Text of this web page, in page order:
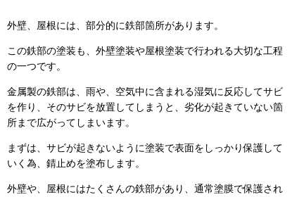
外壁、屋根には、部分的に鉄部箇所があります。
この鉄部の塗装も、外壁塗装や屋根塗装で行われる大切な工程
の一つです。
金属製の鉄部は、雨や、空気中に含まれる湿気に反応してサビ
を作り、そのサビを放置してしまうと、劣化が起きていない箇
所まで広がってしまいます。
まずは、サビが起きないように塗装で表面をしっかり保護して
いく為、錆止めを塗布します。
外壁や、屋根にはたくさんの鉄部があり、通常塗膜で保護され